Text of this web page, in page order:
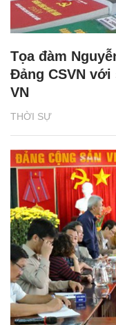
THỜI SỰ
Tọa đàm
Đảng CSVN với
VN